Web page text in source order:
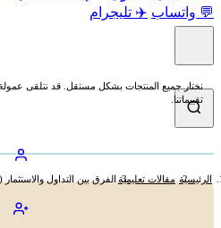
💬 واتساب ✈️ تليجرام
نختار جميع المنتجات بشكل مستقل. قد نتلقى
تقييماتنا.
الرئيسية مقالات تعليمية الفرق بين التداول